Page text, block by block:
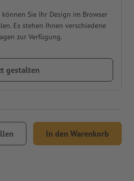
Sie Ihr Design im Browser
Es stehen Ihnen verschiedene
zur Verfügung.
gestalten
In den Warenkorb